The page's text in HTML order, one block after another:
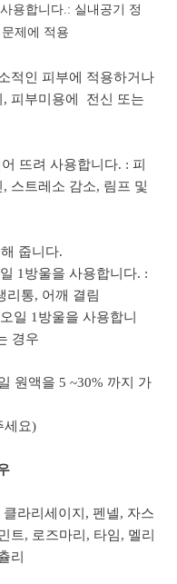
용합니다.: 실내공기 정
제에 적용
적인 피부에 적용하거나
, 피부미용에 전신 또는
뜨려 사용합니다. : 피
스트레소 감소, 림프 및
줍니다.
1방울을 사용합니다. :
리통, 어깨 결림
일 1방울을 사용합니
경우
원액을 5 ~30% 까지 가
세요)
라리세이지, 펜넬, 자스
트, 로즈마리, 타임, 멜리
리